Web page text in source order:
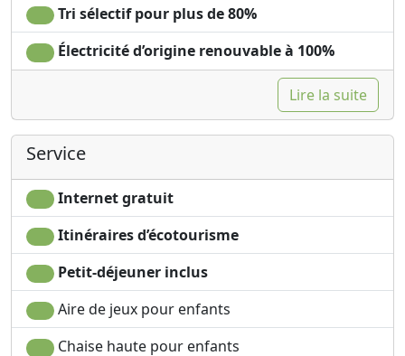
Tri sélectif pour plus de 80%
Électricité d’origine renouvable à 100%
Lire la suite
Service
Internet gratuit
Itinéraires d’écotourisme
Petit-déjeuner inclus
Aire de jeux pour enfants
Chaise haute pour enfants